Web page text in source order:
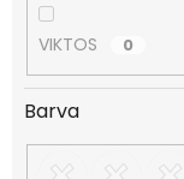
VIKTOS 0
Barva